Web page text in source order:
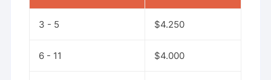
3 - 5 $4.250
6 - 11 $4.000